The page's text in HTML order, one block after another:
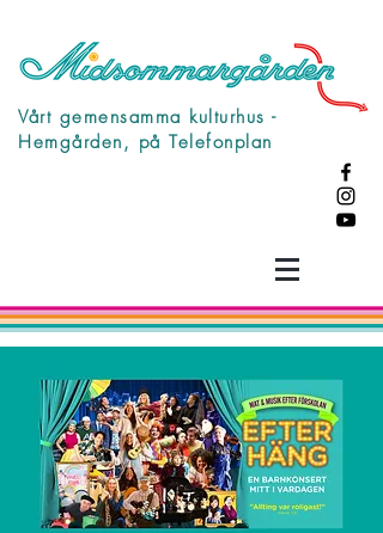
Vårt gemensamma kulturhus -
Hemgården, på Telefonplan